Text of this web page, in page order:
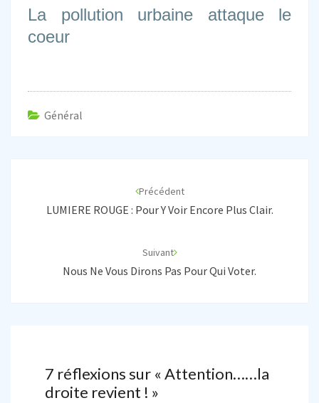
La pollution urbaine attaque le
coeur
Général
Précédent
LUMIERE ROUGE : Pour Y Voir Encore Plus Clair.
Suivant
Nous Ne Vous Dirons Pas Pour Qui Voter.
7 réflexions sur « Attention……la
droite revient ! »